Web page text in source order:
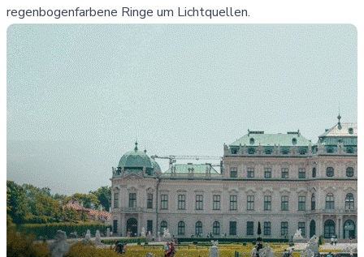
regenbogenfarbene Ringe um Lichtquellen.